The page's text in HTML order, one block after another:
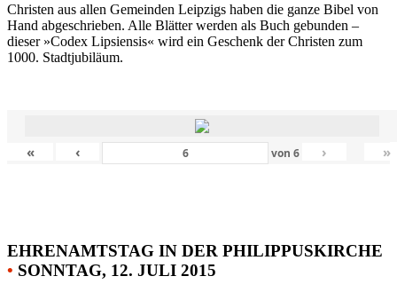
Christen aus allen Gemeinden Leipzigs haben die ganze Bibel von
Hand abgeschrieben. Alle Blätter werden als Buch gebunden –
dieser »Codex Lipsiensis« wird ein Geschenk der Christen zum
1000. Stadtjubiläum.
« ‹ von6 › »
EHRENAMTSTAG IN DER PHILIPPUSKIRCHE
• SONNTAG, 12. JULI 2015